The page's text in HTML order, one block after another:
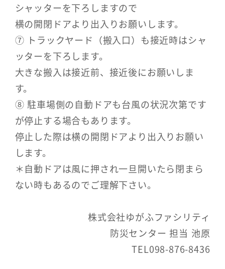
シャッターを下ろしますので
横の開閉ドアより出入りお願いします。
⑦ トラックヤード（搬入口）も接近時はシャ
ッターを下ろします。
大きな搬入は接近前、接近後にお願いしま
す。
⑧ 駐車場側の自動ドアも台風の状況次第です
が停止する場合もあります。
停止した際は横の開閉ドアより出入りお願い
します。
＊自動ドアは風に押され一旦開いたら閉まら
ない時もあるのでご理解下さい。
株式会社ゆがふファシリティ
防災センター 担当 池原
TEL098-876-8436